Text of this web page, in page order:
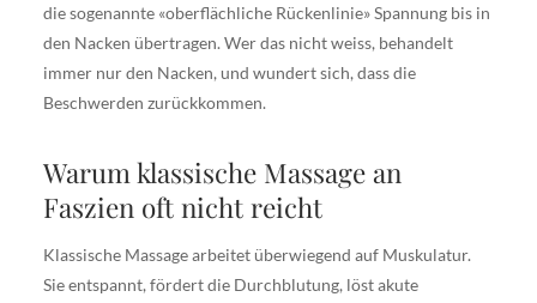
die sogenannte «oberflächliche Rückenlinie» Spannung bis in
den Nacken übertragen. Wer das nicht weiss, behandelt
immer nur den Nacken, und wundert sich, dass die
Beschwerden zurückkommen.
Warum klassische Massage an
Faszien oft nicht reicht
Klassische Massage arbeitet überwiegend auf Muskulatur.
Sie entspannt, fördert die Durchblutung, löst akute